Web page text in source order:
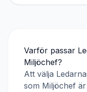
Varför passar
Miljöchef?
Att välja
som Miljöchef